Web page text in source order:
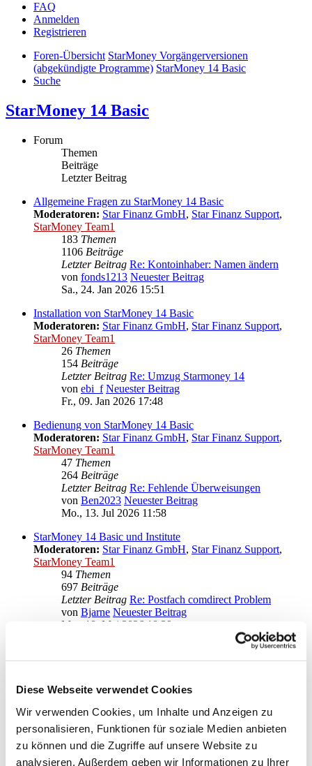
Diese Webseite verwendet Cookies
Wir verwenden Cookies, um Inhalte und Anzeigen zu
personalisieren, Funktionen für soziale Medien anbieten
zu können und die Zugriffe auf unsere Website zu
analysieren. Außerdem geben wir Informationen zu Ihrer
FAQ
Anmelden
Registrieren
Foren-Übersicht StarMoney Vorgängerversionen
(abgekündigte Programme) StarMoney 14 Basic
Suche
StarMoney 14 Basic
Forum
Themen
Beiträge
Letzter Beitrag
Allgemeine Fragen zu StarMoney 14 Basic
Moderatoren: Star Finanz GmbH, Star Finanz Support,
StarMoney Team1
183 Themen
1106 Beiträge
Letzter Beitrag Re: Kontoinhaber: Namen ändern
von fonds1213 Neuester Beitrag
Sa., 24. Jan 2026 15:51
Installation von StarMoney 14 Basic
Moderatoren: Star Finanz GmbH, Star Finanz Support,
StarMoney Team1
26 Themen
154 Beiträge
Letzter Beitrag Re: Umzug Starmoney 14
von ebi_f Neuester Beitrag
Fr., 09. Jan 2026 17:48
Bedienung von StarMoney 14 Basic
Moderatoren: Star Finanz GmbH, Star Finanz Support,
StarMoney Team1
47 Themen
264 Beiträge
Letzter Beitrag Re: Fehlende Überweisungen
von Ben2023 Neuester Beitrag
Mo., 13. Jul 2026 11:58
StarMoney 14 Basic und Institute
Moderatoren: Star Finanz GmbH, Star Finanz Support,
StarMoney Team1
94 Themen
697 Beiträge
Letzter Beitrag Re: Postfach comdirect Problem
von Bjarne Neuester Beitrag
Mo., 18. Mai 2026 18:39
Anregungen und Wünsche zu StarMoney 14 Basic
Moderatoren: Star Finanz GmbH,Star Finanz Support,
Gehe zu
Star Finanz GmbH
↳ Ankündigungen der Star Finanz GmbH
↳ Inhalte OnlineUpdates (Produktaktualisierungen)